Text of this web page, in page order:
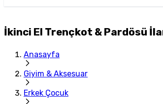
İkinci El Trençkot & Pardösü
Anasayfa
Giyim & Aksesuar
Erkek Çocuk